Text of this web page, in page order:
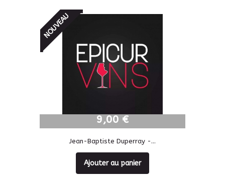
9,00 €
9,00 €
NOUVEAU
Jean-Baptiste Duperray -...
Ajouter au panier